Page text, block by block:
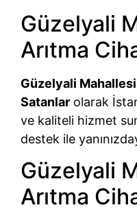
Güzelyali
Arıtma
Güzelyali Mahallesi
Satanlar olarak
ve kaliteli hizmet
destek ile
Güzelyali
Arıtma